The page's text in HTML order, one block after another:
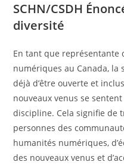
SCHN/CSDH
diversité
En tant que représentante
numériques au Canada, la
déjà d’être ouverte et
nouveaux venus se
discipline. Cela signifie de
personnes des
humanités numériques,
des nouveaux venus et